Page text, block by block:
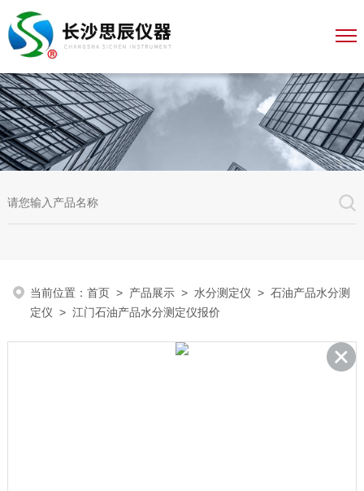
当前位置：首页 > 产品展示 > 水分测定仪 >石油产品水分测
定仪 > 江门石油产品水分测定仪报价